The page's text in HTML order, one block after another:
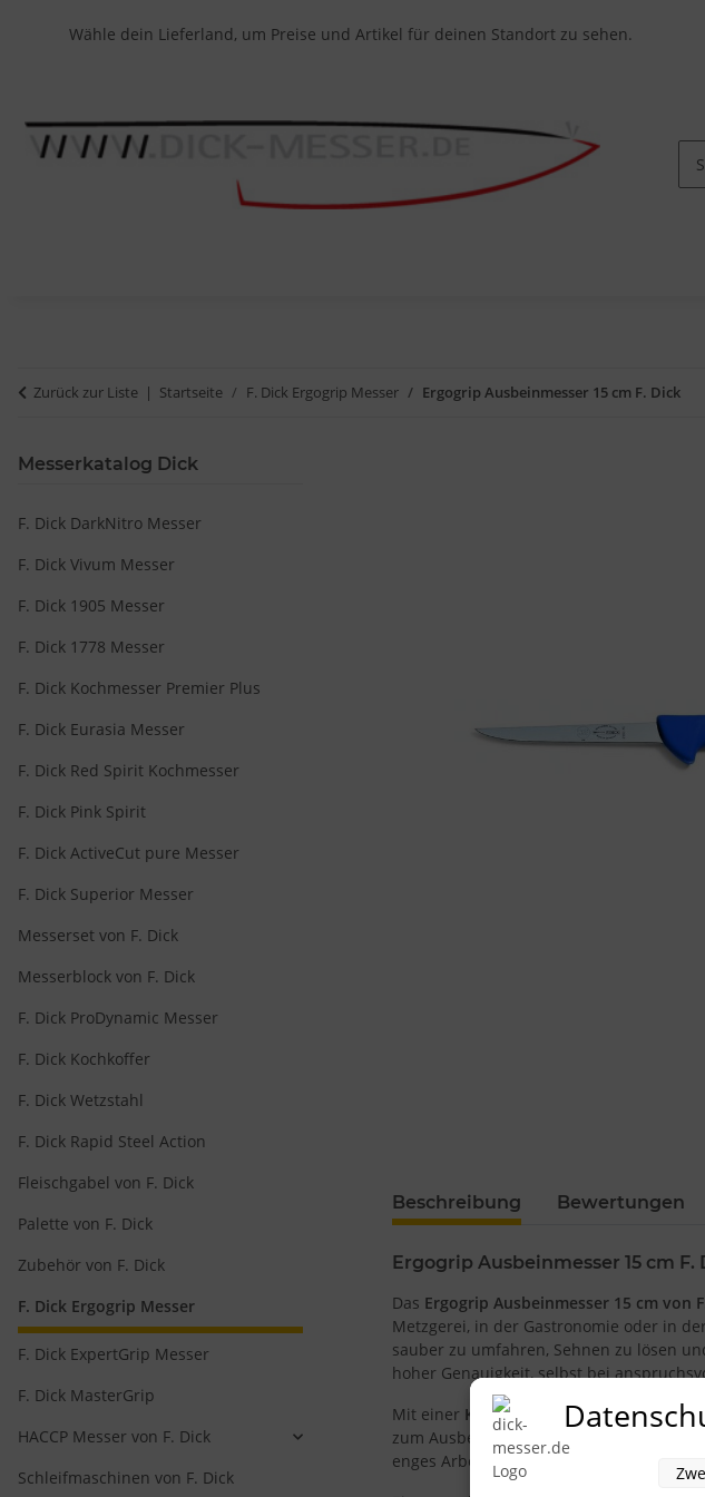
Wähle dein Lieferland, um Preise und Artikel für deinen Standort zu sehen.
Zurück zur Liste Startseite F. Dick Ergogrip Messer Ergogrip Ausbeinmesser 15 cm F. Dick
Beschreibung Bewertungen
Ergogrip Ausbeinmesser 15 cm F.
Das Ergogrip Ausbeinmesser 15 cm von
Metzgerei, in der Gastronomie oder in
sauber zu umfahren, Sehnen zu lösen
hoher Genauigkeit, selbst bei
Mit einer Klingenlänge von 15 cmbietet
zum Ausbeinen von Geflügel, Schwein,
enges Arbeiten am Knochen, wodurch
Messerkatalog Dick
F. Dick DarkNitro Messer
F. Dick Vivum Messer
F. Dick 1905 Messer
F. Dick 1778 Messer
F. Dick Kochmesser Premier Plus
F. Dick Eurasia Messer
F. Dick Red Spirit Kochmesser
F. Dick Pink Spirit
F. Dick ActiveCut pure Messer
F. Dick Superior Messer
Messerset von F. Dick
Messerblock von F. Dick
F. Dick ProDynamic Messer
F. Dick Kochkoffer
F. Dick Wetzstahl
F. Dick Rapid Steel Action
Fleischgabel von F. Dick
Palette von F. Dick
Zubehör von F. Dick
F. Dick Ergogrip Messer
F. Dick ExpertGrip Messer
F. Dick MasterGrip
HACCP Messer von F. Dick
Schleifmaschinen von F. Dick